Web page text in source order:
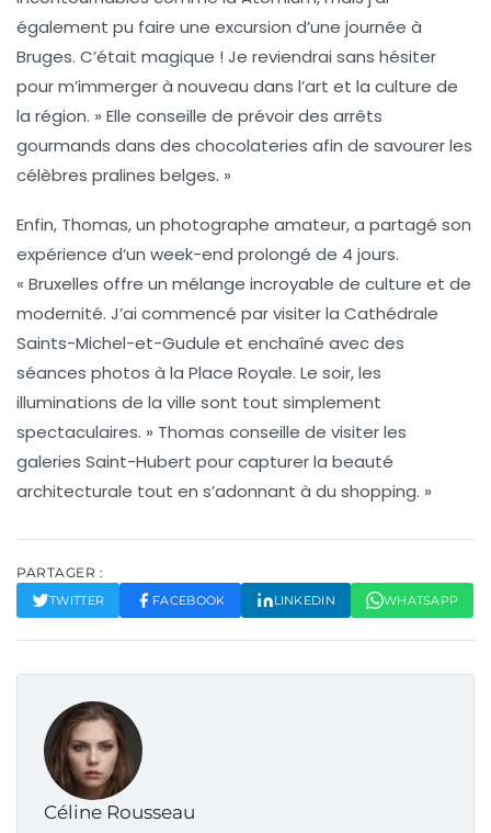
également pu faire une excursion d’une journée à
Bruges. C’était magique ! Je reviendrai sans hésiter
pour m’immerger à nouveau dans l’art et la culture de
la région. » Elle conseille de prévoir des arrêts
gourmands dans des chocolateries afin de savourer les
célèbres pralines belges. »
Enfin, Thomas, un photographe amateur, a partagé son
expérience d’un week-end prolongé de 4 jours.
« Bruxelles offre un mélange incroyable de culture et de
modernité. J’ai commencé par visiter la Cathédrale
Saints-Michel-et-Gudule et enchaîné avec des
séances photos à la Place Royale. Le soir, les
illuminations de la ville sont tout simplement
spectaculaires. » Thomas conseille de visiter les
galeries Saint-Hubert pour capturer la beauté
architecturale tout en s’adonnant à du shopping. »
PARTAGER :
TWITTER FACEBOOK LINKEDIN WHATSAPP
Céline Rousseau